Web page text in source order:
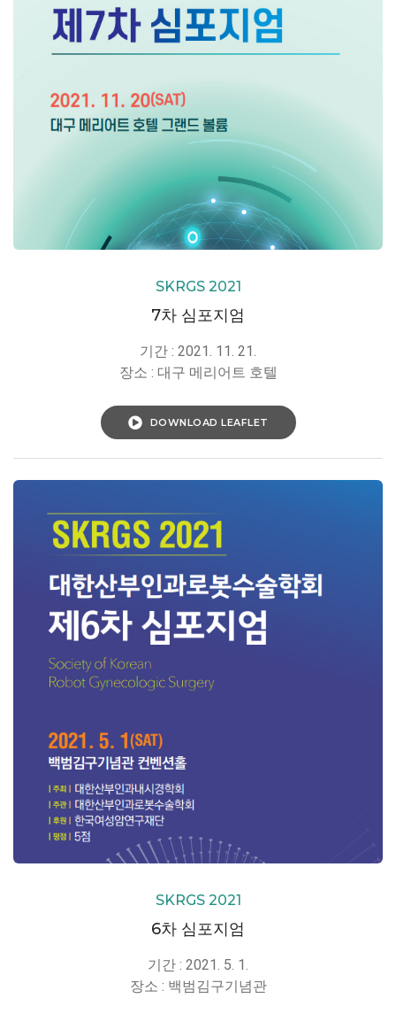
SKRGS 2021
7차 심포지엄
기간 : 2021. 11. 21.
장소 : 대구 메리어트 호텔
DOWNLOAD LEAFLET
SKRGS 2021
6차 심포지엄
기간 : 2021. 5. 1.
장소 : 백범김구기념관